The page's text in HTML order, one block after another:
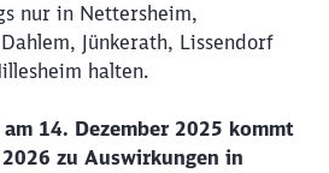
nur in Nettersheim,
Jünkerath, Lissendorf
halten.
14. Dezember 2025 kommt
zu Auswirkungen in